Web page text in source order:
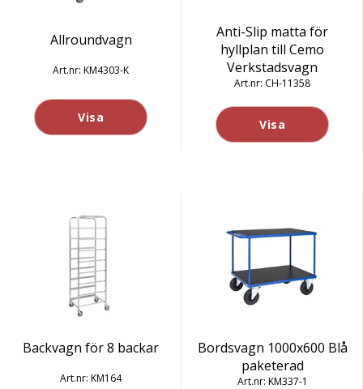
Allroundvagn
KM4303-K
Visa
Anti-Slip matta för
hyllplan till Cemo
Verkstadsvagn
CH-11358
Visa
Backvagn för 8 backar
KM164
Bordsvagn 1000x600 Blå
paketerad
KM337-1